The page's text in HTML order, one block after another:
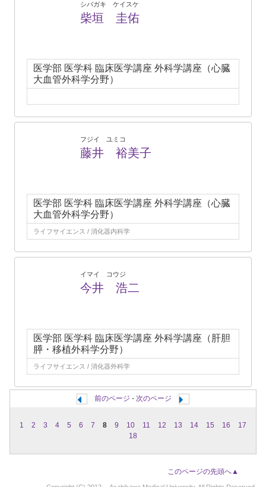
シバガキ ケイスケ
柴垣 圭佑
医学部 医学科 臨床医学講座 外科学講座（心臓
大血管外科学分野）
フジイ ユミコ
藤井 裕美子
医学部 医学科 臨床医学講座 外科学講座（心臓
大血管外科学分野）
ライフサイエンス / 消化器内科学
イマイ コウジ
今井 浩二
医学部 医学科 臨床医学講座 外科学講座（肝胆
膵・移植外科学分野）
ライフサイエンス / 消化器外科学
前のページ - 次のページ
1 2 3 4 5 6 7 8 9 10 11 12 13 14 15 16
17
18
このページの先頭へ▲